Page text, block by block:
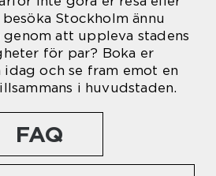
Stockholm ännu
genom att uppleva stadens
för par? Boka er
och se fram emot en
i huvudstaden.
FAQ